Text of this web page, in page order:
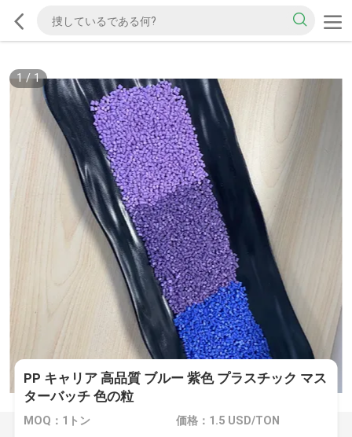
1/1
PP キャリア 高品質 ブルー 紫色 プラスチック マス
ターバッチ 色の粒
MOQ：1トン 価格：1.5 USD/TON